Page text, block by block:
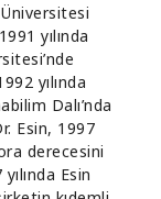
yılında
yılında
Dalı’nda
Esin, 1997
derecesini
Esin